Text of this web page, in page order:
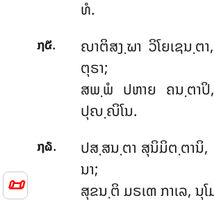
📜
ທໍ.
໗໕. ຎາຕິສງ຺ຆາ ວິໂຍເຊນ຺
ຕຸຣາ;
ສພ຺ພໍ ປຫາຍ ຄນ຺ຕາ
ປຸຎ຺ຎິໂນ.
໗໖.
ປສ຺ສນ຺ຕາ ສຸນິມິຕ຺ຕານິ,
ນາ;
ສຸຂນ຺ຕິ ມຣເຓ ກາເລ, ນຸ